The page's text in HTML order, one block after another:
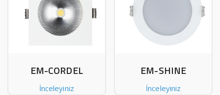
EM-CORDEL
İnceleyiniz
EM-SHINE
İnceleyiniz